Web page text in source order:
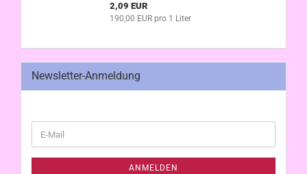
2,09 EUR
190,00 EUR pro 1 Liter
Newsletter-Anmeldung
ZUR
E-
Mail
ANMELDEN